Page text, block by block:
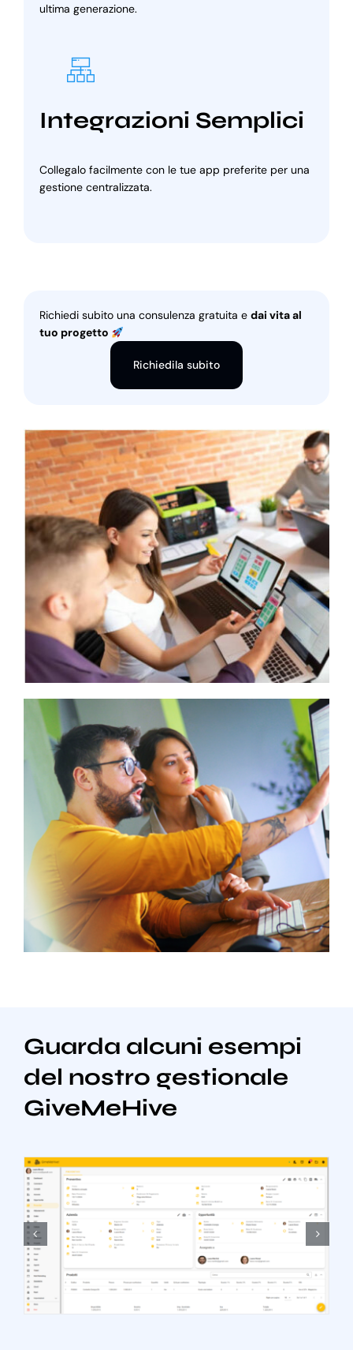
ultima generazione.
Integrazioni Semplici
Collegalo facilmente con le tue app preferite per una
gestione centralizzata.
Richiedi subito una consulenza gratuita e dai vita al
tuo progetto
Richiedila subito
Guarda alcuni esempi
del nostro gestionale
GiveMeHive